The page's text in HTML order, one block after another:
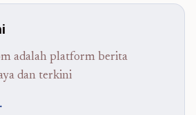
adalah platform berita
dan terkini